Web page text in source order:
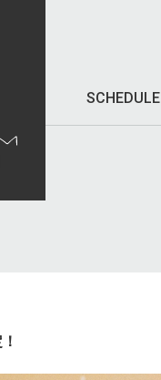
SCHEDULE